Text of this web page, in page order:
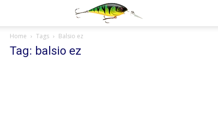
Home Tags Balsio ez
Tag: balsio ez